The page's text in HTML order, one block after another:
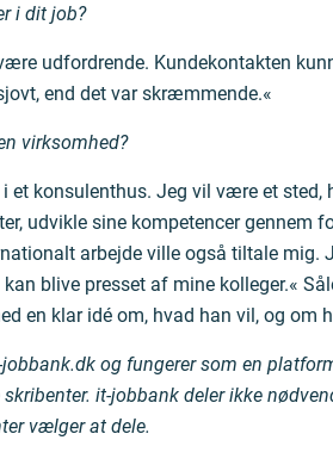
i dit job?
udfordrende. Kundekontakten
end det var skræmmende.«
virksomhed?
et konsulenthus. Jeg vil være et sted,
udvikle sine kompetencer gennem
arbejde ville også tiltale mig.
blive presset af mine kolleger.«
en klar idé om, hvad han vil, og om
og fungerer som en
it-jobbank deler ikke
vælger at dele.